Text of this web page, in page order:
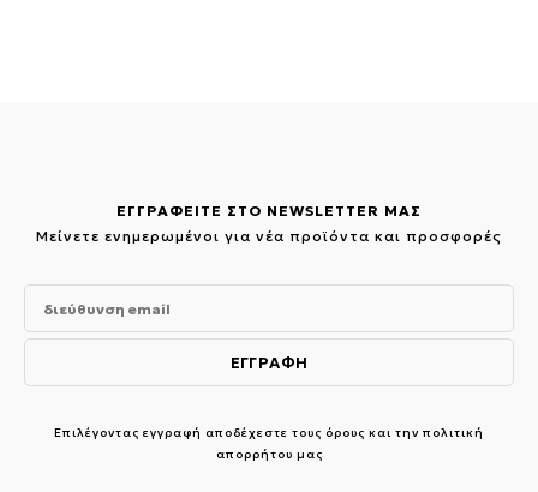
ΕΓΓΡΑΦΕΙΤΕ ΣΤΟ NEWSLETTER ΜΑΣ
Μείνετε ενημερωμένοι για νέα προϊόντα και προσφορές
Επιλέγοντας εγγραφή αποδέχεστε τους όρους και την πολιτική
απορρήτου μας